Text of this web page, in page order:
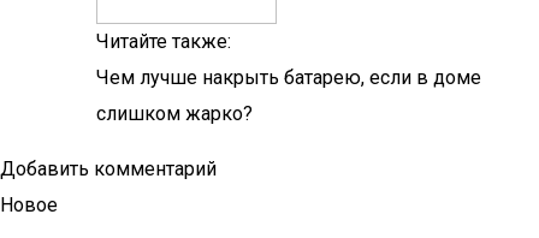
Читайте также:
Чем лучше накрыть батарею, если в доме
слишком жарко?
Добавить комментарий
Новое